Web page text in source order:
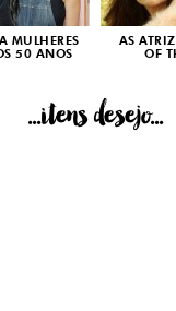
MULHERES
50 ANOS
AS
OF
...itens desejo...